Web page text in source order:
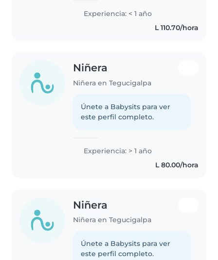
Experiencia: < 1 año
L 110.70/hora
Niñera
Niñera en Tegucigalpa
Únete a Babysits para ver
este perfil completo.
Experiencia: > 1 año
L 80.00/hora
Niñera
Niñera en Tegucigalpa
Únete a Babysits para ver
este perfil completo.